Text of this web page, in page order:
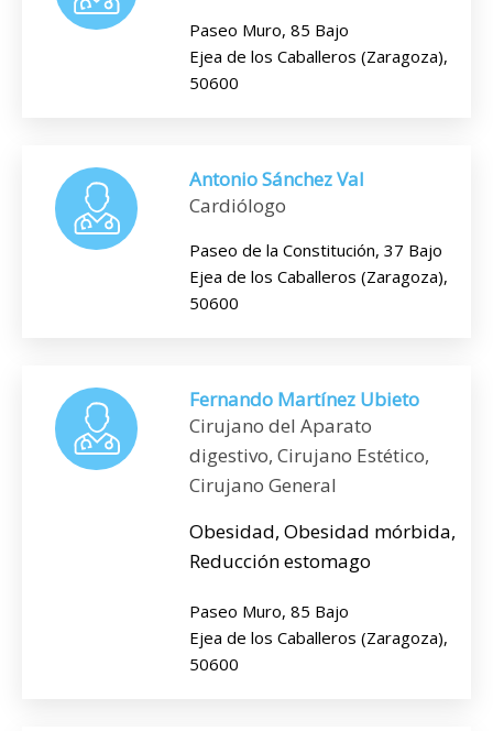
Paseo Muro, 85 Bajo
Ejea de los Caballeros (Zaragoza),
50600
Antonio Sánchez Val
Cardiólogo
Paseo de la Constitución, 37 Bajo
Ejea de los Caballeros (Zaragoza),
50600
Fernando Martínez Ubieto
Cirujano del Aparato
digestivo, Cirujano Estético,
Cirujano General
Obesidad, Obesidad mórbida,
Reducción estomago
Paseo Muro, 85 Bajo
Ejea de los Caballeros (Zaragoza),
50600